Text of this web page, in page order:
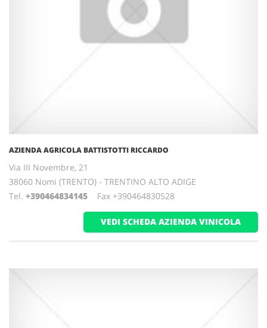
AZIENDA AGRICOLA BATTISTOTTI RICCARDO
Via III Novembre, 21
38060 Nomi (TRENTO) - TRENTINO ALTO ADIGE
Tel. +390464834145 Fax +390464830528
VEDI SCHEDA AZIENDA VINICOLA